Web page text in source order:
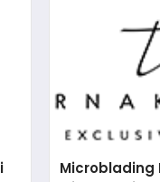
Microblading